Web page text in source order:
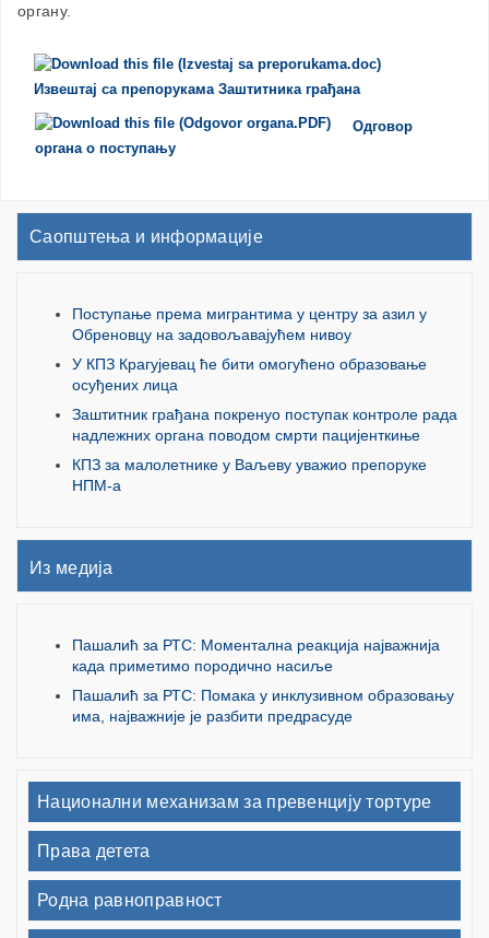
органу.
Извештај са препорукама Заштитника грађана
Одговор
органа о поступању
Саопштења и информације
Поступање према мигрантима у центру за азил у
Обреновцу на задовољавајућем нивоу
У КПЗ Крагујевац ће бити омогућено образовање
осуђених лица
Заштитник грађана покренуо поступак контроле рада
надлежних органа поводом смрти пацијенткиње
КПЗ за малолетнике у Ваљеву уважио препоруке
НПМ-а
Из медија
Пашалић за РТС: Моментална реакција најважнија
када приметимо породично насиље
Пашалић за РТС: Помака у инклузивном образовању
има, најважније је разбити предрасуде
Национални механизам за превенцију тортуре
Права детета
Родна равноправност